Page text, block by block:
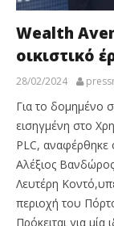
Wealth
οικιστικό
28/02/2024
Για το δομημένο
εισηγμένη στο
PLC, αναφέρθηκε
Αλέξιος
Λευτέρη
περιοχή του
Πρόκειται για